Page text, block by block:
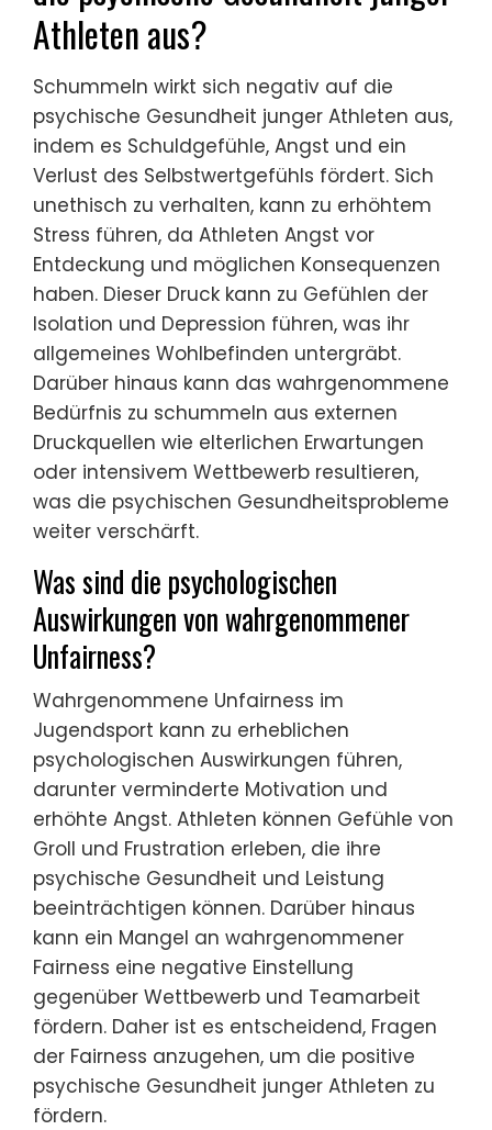
Athleten aus?
Schummeln wirkt sich negativ auf die
psychische Gesundheit junger Athleten aus,
indem es Schuldgefühle, Angst und ein
Verlust des Selbstwertgefühls fördert. Sich
unethisch zu verhalten, kann zu erhöhtem
Stress führen, da Athleten Angst vor
Entdeckung und möglichen Konsequenzen
haben. Dieser Druck kann zu Gefühlen der
Isolation und Depression führen, was ihr
allgemeines Wohlbefinden untergräbt.
Darüber hinaus kann das wahrgenommene
Bedürfnis zu schummeln aus externen
Druckquellen wie elterlichen Erwartungen
oder intensivem Wettbewerb resultieren,
was die psychischen Gesundheitsprobleme
weiter verschärft.
Was sind die psychologischen
Auswirkungen von wahrgenommener
Unfairness?
Wahrgenommene Unfairness im
Jugendsport kann zu erheblichen
psychologischen Auswirkungen führen,
darunter verminderte Motivation und
erhöhte Angst. Athleten können Gefühle von
Groll und Frustration erleben, die ihre
psychische Gesundheit und Leistung
beeinträchtigen können. Darüber hinaus
kann ein Mangel an wahrgenommener
Fairness eine negative Einstellung
gegenüber Wettbewerb und Teamarbeit
fördern. Daher ist es entscheidend, Fragen
der Fairness anzugehen, um die positive
psychische Gesundheit junger Athleten zu
fördern.